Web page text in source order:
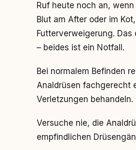
Ruf heute noch an,
Blut am After oder im
Futterverweigerung.
– beides ist ein Notfall.
Bei normalem Befinden
Analdrüsen fachgerecht
Verletzungen behandeln.
Versuche nie, die
empfindlichen